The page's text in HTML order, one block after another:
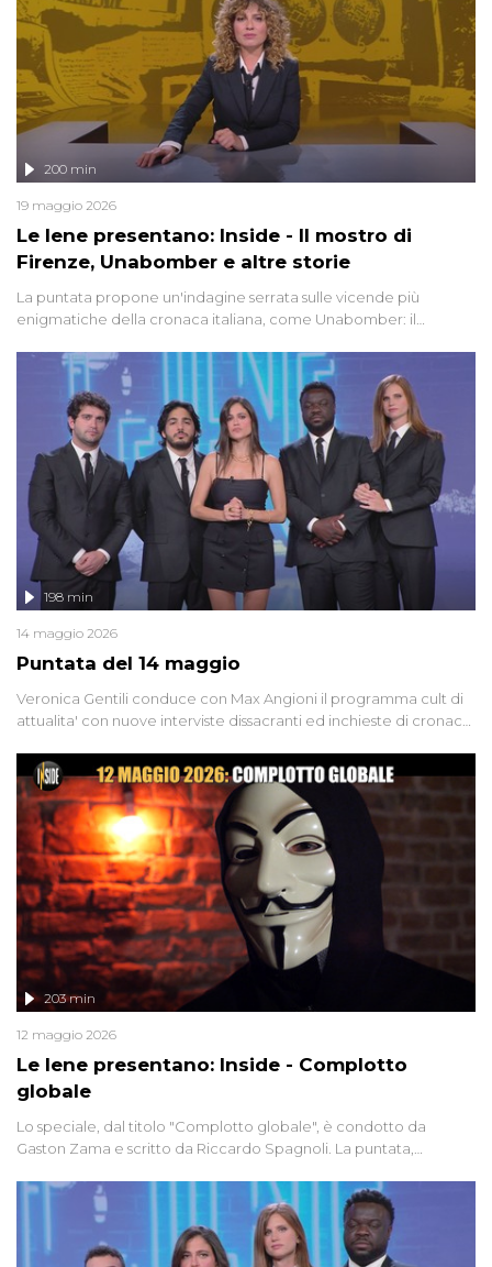
Le Iene presentano: Inside - Il mostro di
Firenze, Unabomber e altre storie
200 min
19 maggio 2026
La puntata propone un'indagine serrata sulle vicende più
enigmatiche della cronaca italiana, come Unabomber: il
'90 e il 2000 che, inquietantemente, potrebbe essere ancora in
libertà. Lo speciale affronta inoltre le zone d'ombra sul Mostro di
Firenze, le cui responsabilità appaiono ancora oggi avvolte in un
groviglio di dubbi mai chiariti. Nel corso dello speciale anche
l'intervista inedita a Olindo Romano, realizzata ne...
Puntata del 14 maggio
198 min
14 maggio 2026
Veronica Gentili conduce con Max Angioni il programma cult di
attualita' con nuove interviste dissacranti ed inchieste di cronaca
Le Iene presentano: Inside - Complotto
globale
203 min
12 maggio 2026
Lo speciale, dal titolo "Complotto globale", è condotto da
Gaston Zama e scritto da Riccardo Spagnoli. La puntata,
racconta l'universo delle narrazioni alternative, dei sospetti
globali e del complottismo che negli ultimi anni hanno invaso
social network, talk show, piazze digitali e immaginario collettivo.